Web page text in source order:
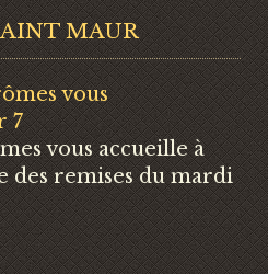
MAUR
vous accueille à
des remises du mardi